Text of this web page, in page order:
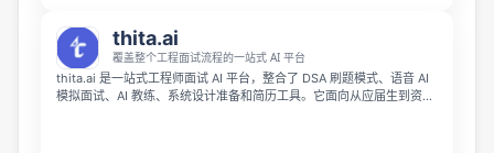
thita.ai
覆盖整个工程面试流程的一站式 AI 平台
thita.ai 是一站式工程师面试 AI 平台，整合了 DSA 刷题模式、语音 AI
模拟面试、AI 教练、系统设计准备和简历工具。它面向从应届生到资深